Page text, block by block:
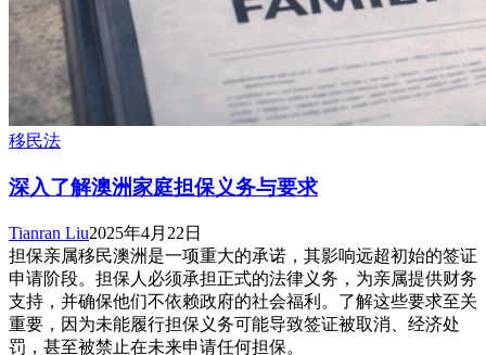
移民法
深入了解澳洲家庭担保义务与要求
Tianran Liu2025年4月22日
担保亲属移民澳洲是一项重大的承诺，其影响远超初始的签证
申请阶段。担保人必须承担正式的法律义务，为亲属提供财务
支持，并确保他们不依赖政府的社会福利。了解这些要求至关
重要，因为未能履行担保义务可能导致签证被取消、经济处
罚，甚至被禁止在未来申请任何担保。